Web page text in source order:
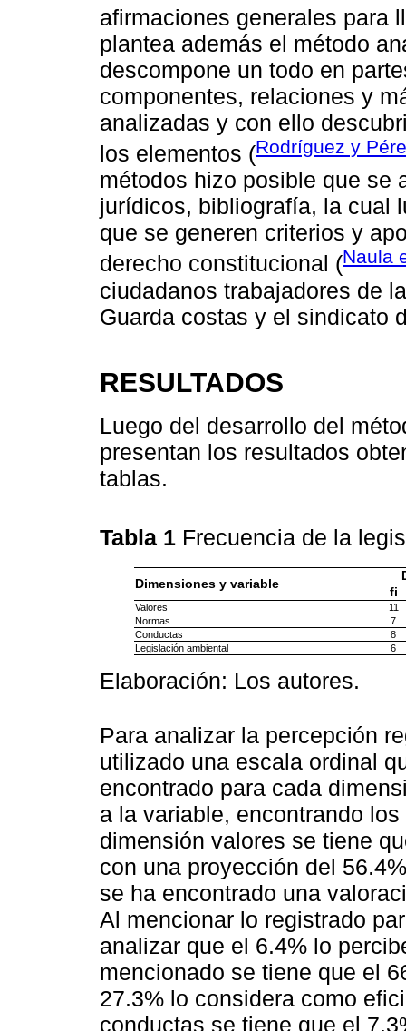
afirmaciones generales para
plantea además el método
descompone un todo en
componentes, relaciones y
analizadas y con ello
los elementos (Rodríguez y
métodos hizo posible que se
jurídicos, bibliografía, la cual
que se generen criterios y
derecho constitucional (Naula
ciudadanos trabajadores de
Guarda costas y el sindicato
RESULTADOS
Luego del desarrollo del
presentan los resultados
tablas.
Tabla 1 Frecuencia de la
Dimensiones y variable
fi
Valores
11
Normas
7
Conductas
8
Legislación ambiental
6
Elaboración: Los autores.
Para analizar la percepción
utilizado una escala ordinal
encontrado para cada
a la variable, encontrando
dimensión valores se tiene
con una proyección del
se ha encontrado una
Al mencionar lo registrado
analizar que el 6.4% lo
mencionado se tiene que el
27.3% lo considera como
conductas se tiene que el